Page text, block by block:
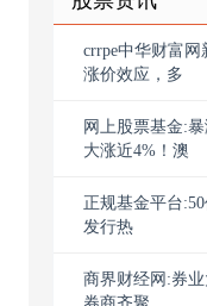
crrpe中华财富
涨价效应，多
网上股票基金:
大涨近4%！澳
正规基金平台
发行热
商界财经网:券